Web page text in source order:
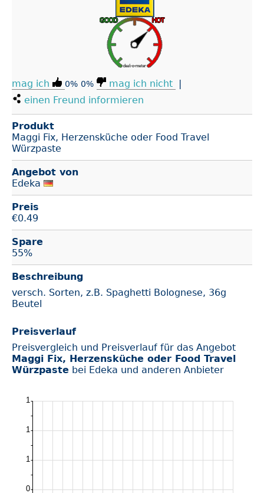
mag ich 0% 0% mag ich nicht
|
einen Freund informieren
Produkt
Maggi Fix, Herzensküche oder Food Travel
Würzpaste
Angebot von
Edeka
Preis
€0.49
Spare
55%
Beschreibung
versch. Sorten, z.B. Spaghetti Bolognese, 36g
Beutel
Preisverlauf
Preisvergleich und Preisverlauf für das Angebot
Maggi Fix, Herzensküche oder Food Travel
Würzpaste bei Edeka und anderen Anbieter